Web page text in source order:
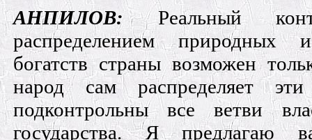
АНПИЛОВ: Реальный
распределением природных
богатств страны возможен
народ сам распределяет
подконтрольны все ветви
государства. Я предлагаю